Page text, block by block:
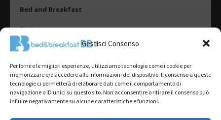
Gestisci Consenso
Per fornire le migliori esperienze, utilizziamo tecnologie come i cookie per
memorizzare e/o accedere alle informazioni del dispositivo. Il consenso a queste
tecnologie ci permetterà di elaborare dati come il comportamento di
navigazione o ID unici su questo sito. Non acconsentire o ritirare il consenso può
influire negativamente su alcune caratteristiche e funzioni.
Bed and Breakfast
Esplora
Tipologie di alloggio
Destinazioni
Il mio account